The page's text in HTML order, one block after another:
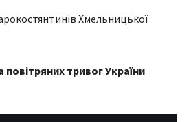
Хмельницької
повітряних тривог України